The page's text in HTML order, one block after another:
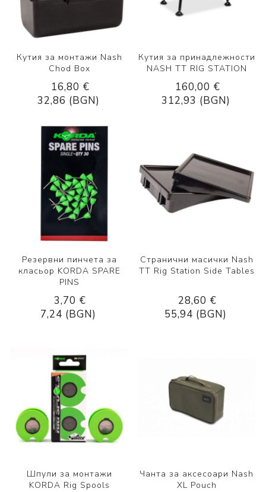
Кутия за монтажи Nash
Chod Box
16,80 €
32,86 (BGN)
Кутия за принадлежности
NASH TT RIG STATION
160,00 €
312,93 (BGN)
Резервни пинчета за
класьор KORDA SPARE
PINS
3,70 €
7,24 (BGN)
Странични масички Nash
TT Rig Station Side Tables
28,60 €
55,94 (BGN)
Шпули за монтажи
KORDA Rig Spools
Чанта за аксесоари Nash
XL Pouch